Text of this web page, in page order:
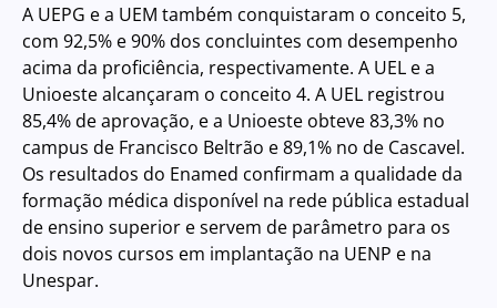
A UEPG e a UEM também conquistaram o conceito 5,
com 92,5% e 90% dos concluintes com desempenho
acima da proficiência, respectivamente. A UEL e a
Unioeste alcançaram o conceito 4. A UEL registrou
85,4% de aprovação, e a Unioeste obteve 83,3% no
campus de Francisco Beltrão e 89,1% no de Cascavel.
Os resultados do Enamed confirmam a qualidade da
formação médica disponível na rede pública estadual
de ensino superior e servem de parâmetro para os
dois novos cursos em implantação na UENP e na
Unespar.